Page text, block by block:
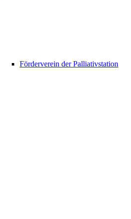
Förderverein der Palliativstation